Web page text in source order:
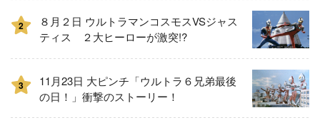
2
８月２日 ウルトラマンコスモスVSジャス
ティス ２大ヒーローが激突!?
3
11月23日 大ピンチ「ウルトラ６兄弟最後
の日！」衝撃のストーリー！